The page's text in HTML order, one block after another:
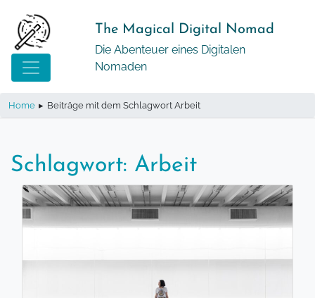
zum
Inhalt
The Magical Digital Nomad
Die Abenteuer eines Digitalen
Nomaden
Home ▸ Beiträge mit dem Schlagwort Arbeit
Schlagwort: Arbeit